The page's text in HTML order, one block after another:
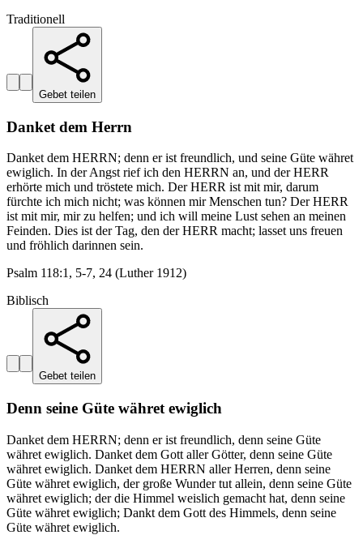
Traditionell
Gebet teilen
Danket dem Herrn
Danket dem HERRN; denn er ist freundlich, und seine Güte währet
ewiglich. In der Angst rief ich den HERRN an, und der HERR
erhörte mich und tröstete mich. Der HERR ist mit mir, darum
fürchte ich mich nicht; was können mir Menschen tun? Der HERR
ist mit mir, mir zu helfen; und ich will meine Lust sehen an meinen
Feinden. Dies ist der Tag, den der HERR macht; lasset uns freuen
und fröhlich darinnen sein.
Psalm 118:1, 5-7, 24 (Luther 1912)
Biblisch
Gebet teilen
Denn seine Güte währet ewiglich
Danket dem HERRN; denn er ist freundlich, denn seine Güte
währet ewiglich. Danket dem Gott aller Götter, denn seine Güte
währet ewiglich. Danket dem HERRN aller Herren, denn seine
Güte währet ewiglich, der große Wunder tut allein, denn seine Güte
währet ewiglich; der die Himmel weislich gemacht hat, denn seine
Güte währet ewiglich; Dankt dem Gott des Himmels, denn seine
Güte währet ewiglich.